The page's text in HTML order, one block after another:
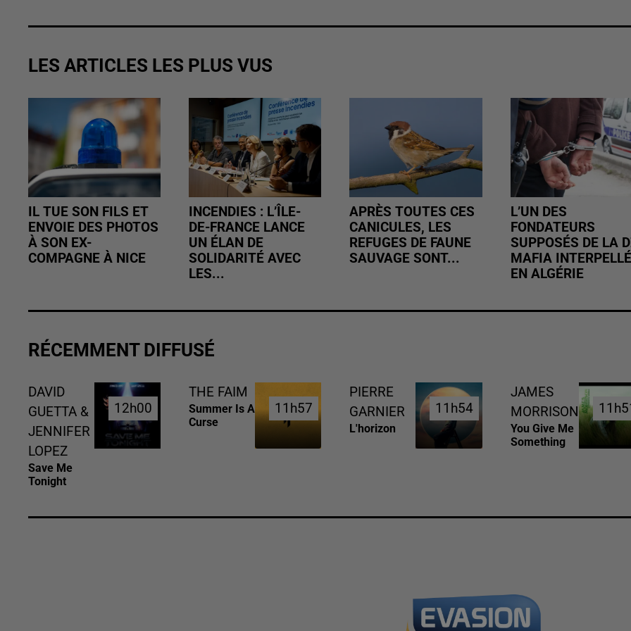
LES ARTICLES LES PLUS VUS
IL TUE SON FILS ET
ENVOIE DES PHOTOS
À SON EX-
COMPAGNE À NICE
INCENDIES : L’ÎLE-
DE-FRANCE LANCE
UN ÉLAN DE
SOLIDARITÉ AVEC
LES...
APRÈS TOUTES CES
CANICULES, LES
REFUGES DE FAUNE
SAUVAGE SONT...
L’UN DES
FONDATEURS
SUPPOSÉS DE LA
MAFIA INTERPELLÉ
EN ALGÉRIE
RÉCEMMENT DIFFUSÉ
DAVID
GUETTA &
JENNIFER
LOPEZ
Save Me
Tonight
12h00
12h00
THE FAIM
Summer Is A
Curse
11h57
11h57
PIERRE
GARNIER
L'horizon
11h54
11h54
JAMES
MORRISON
You Give Me
Something